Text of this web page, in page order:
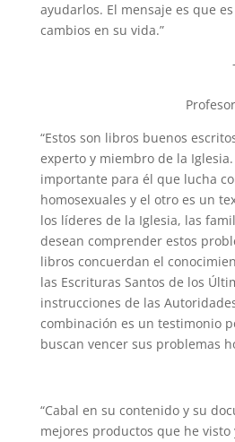
ayudarlos. El mensaje es que
cambios en su vida.”
“Estos son libros buenos
experto y miembro de la
importante para él que lucha
homosexuales y el otro es un
los líderes de la Iglesia, las
desean comprender estos
libros concuerdan el
las Escrituras Santos de los
instrucciones de las
combinación es un testimonio
buscan vencer sus problemas
“Cabal en su contenido y su
mejores productos que he visto